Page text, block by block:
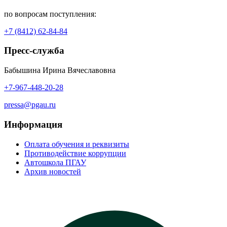
по вопросам поступления:
+7 (8412) 62-84-84
Пресс-служба
Бабышина Ирина Вячеславовна
+7-967-448-20-28
pressa@pgau.ru
Информация
Оплата обучения и реквизиты
Противодействие коррупции
Автошкола ПГАУ
Архив новостей